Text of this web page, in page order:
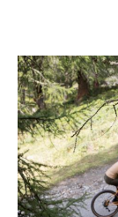
Immagine